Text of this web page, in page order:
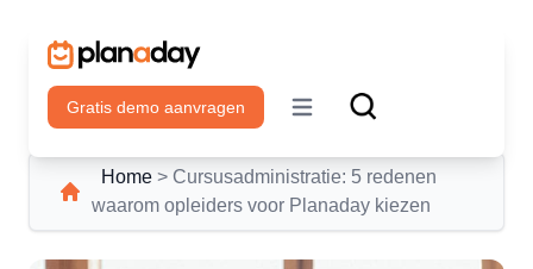
Gratis demo aanvragen
Open main menu
Home > Cursusadministratie: 5 redenen
waarom opleiders voor Planaday kiezen